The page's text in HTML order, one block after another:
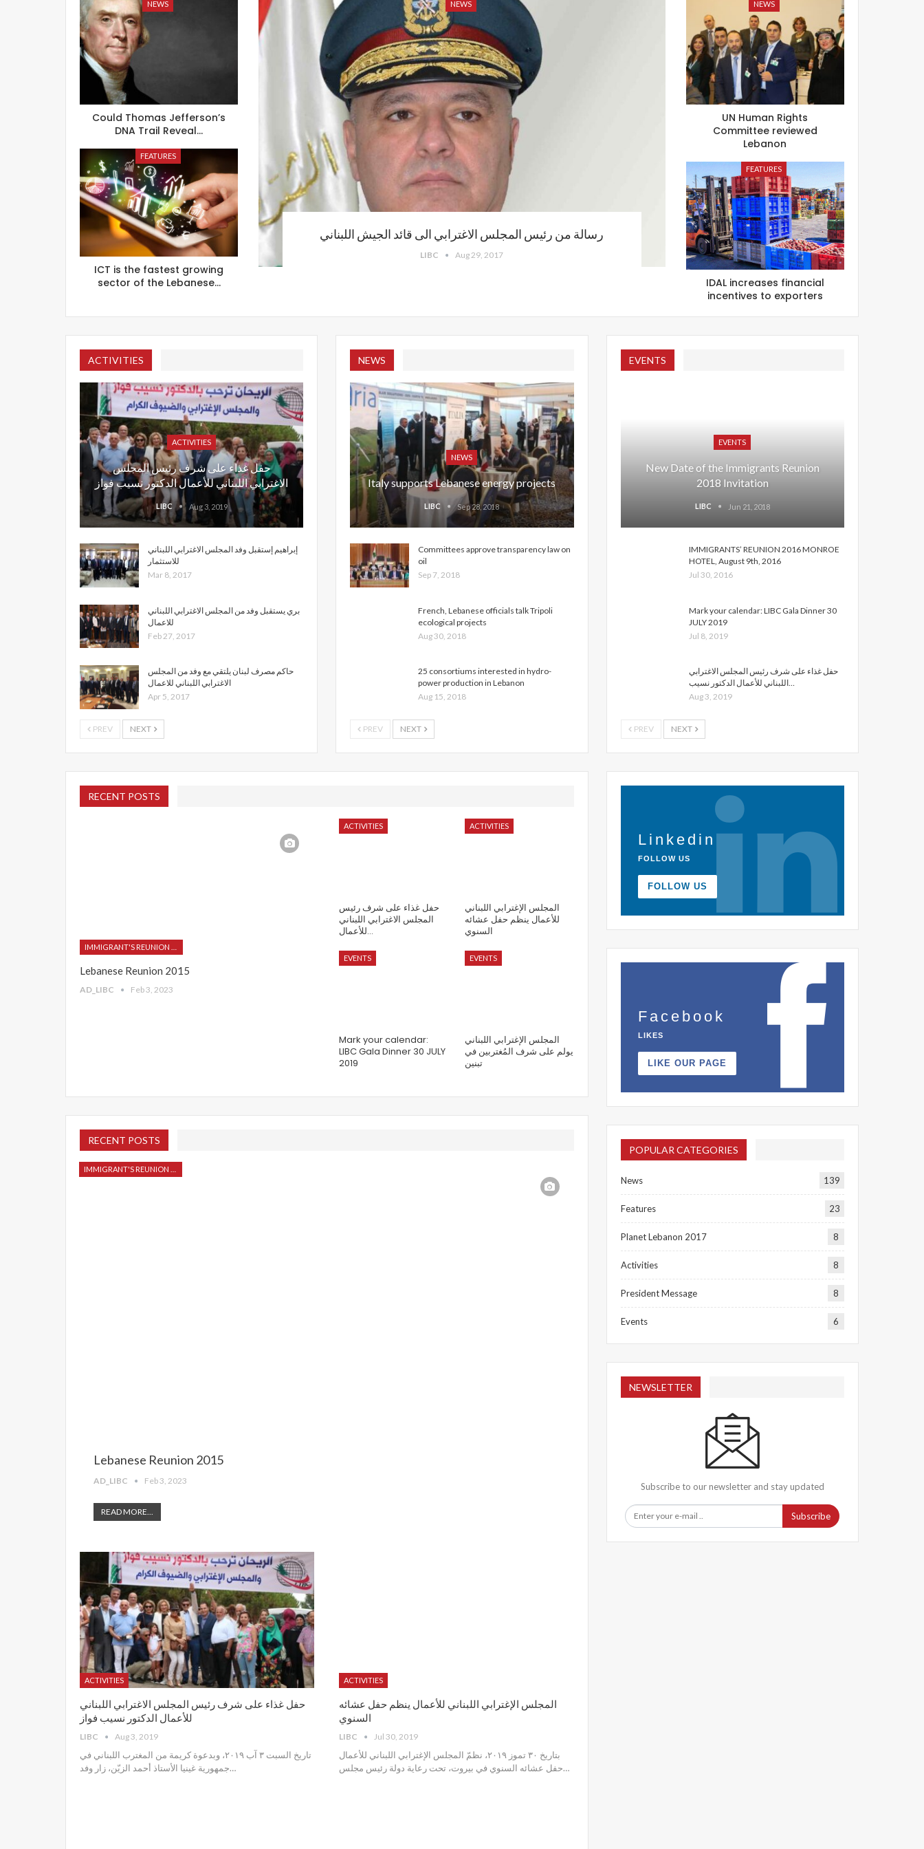
NEWS
رسالة من رئيس المجلس الاغترابي الى قائد الجيش اللبناني
LIBC Aug 29, 2017
NEWS
Could Thomas Jefferson’s
DNA Trail Reveal…
FEATURES
ICT is the fastest growing
sector of the Lebanese…
NEWS
UN Human Rights
Committee reviewed
Lebanon
FEATURES
IDAL increases financial
incentives to exporters
ACTIVITIES
ACTIVITIES
حفل غذاء على شرف رئيس المجلس
الاغترابي اللبناني للأعمال الدكتور نسيب فواز
LIBC Aug 3, 2019
إبراهيم إستقبل وفد المجلس الاغترابي اللبناني
للاستثمار
Mar 8, 2017
بري يستقبل وفد من المجلس الاغترابي اللبناني
للاعمال
Feb 27, 2017
حاكم مصرف لبنان يلتقي مع وفد من المجلس
الاغترابي اللبناني للاعمال
Apr 5, 2017
PREV NEXT
NEWS
NEWS
Italy supports Lebanese energy projects
LIBC Sep 28, 2018
Committees approve transparency law on
oil
Sep 7, 2018
French, Lebanese officials talk Tripoli
ecological projects
Aug 30, 2018
25 consortiums interested in hydro-
power production in Lebanon
Aug 15, 2018
PREV NEXT
EVENTS
EVENTS
New Date of the Immigrants Reunion
2018 Invitation
LIBC Jun 21, 2018
IMMIGRANTS’ REUNION 2016 MONROE
HOTEL, August 9th, 2016
Jul 30, 2016
Mark your calendar: LIBC Gala Dinner 30
JULY 2019
Jul 8, 2019
حفل غذاء على شرف رئيس المجلس الاغترابي
اللبناني للأعمال الدكتور نسيب…
Aug 3, 2019
PREV NEXT
RECENT POSTS
Lebanese Reunion 2015
AD_LIBC Feb 3, 2023
ACTIVITIES
حفل غذاء على شرف رئيس
المجلس الاغترابي اللبناني
للأعمال…
ACTIVITIES
المجلس الإغترابي اللبناني
للأعمال ينظم حفل عشائه
السنوي
EVENTS
Mark your calendar:
LIBC Gala Dinner 30 JULY
2019
EVENTS
المجلس الإغترابي اللبناني
يولم على شرف المُغتربين في
تبنين
RECENT POSTS
Lebanese Reunion 2015
AD_LIBC Feb 3, 2023
READ MORE...
ACTIVITIES
حفل غذاء على شرف رئيس المجلس الاغترابي اللبناني
للأعمال الدكتور نسيب فواز
LIBC Aug 3, 2019
تاريخ السبت ٣ آب ٢٠١٩، وبدعوة كريمة من المغترب اللبناني في
جمهورية غينيا الأستاذ أحمد الزيّن، زار وفد…
ACTIVITIES
المجلس الإغترابي اللبناني للأعمال ينظم حفل عشائه
السنوي
LIBC Jul 30, 2019
بتاريخ ٣٠ تموز ٢٠١٩، نظمّ المجلس الإغترابي اللبناني للأعمال
حفل عشائه السنوي في بيروت، تحت رعاية دولة رئيس مجلس…
Linkedin
FOLLOW US
FOLLOW US
Facebook
LIKES
LIKE OUR PAGE
POPULAR CATEGORIES
News 139
Features 23
Planet Lebanon 2017 8
Activities 8
President Message 8
Events 6
NEWSLETTER
Subscribe to our newsletter and stay updated
Subscribe